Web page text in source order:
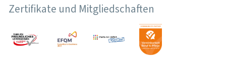
Zertifikate und Mitgliedschaften